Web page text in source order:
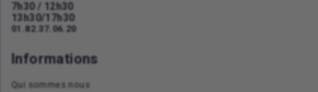
7h30 / 12h30
13h30/17h30
01.82.37.06.20
Informations
Qui sommes nous